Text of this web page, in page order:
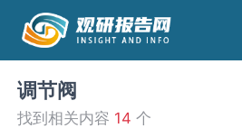
调节阀
找到相关内容 14 个